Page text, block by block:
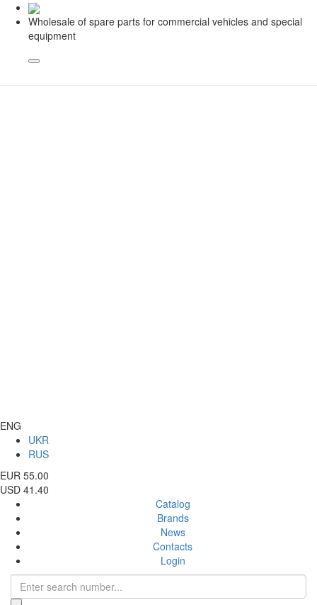
Wholesale of spare parts for commercial vehicles and special
equipment
ENG
UKR
RUS
EUR 55.00
USD 41.40
Catalog
Brands
News
Contacts
Login